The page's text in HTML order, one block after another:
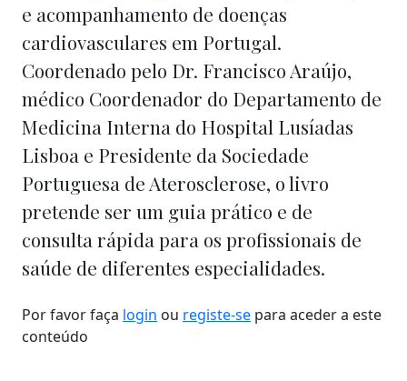
e acompanhamento de doenças
cardiovasculares em Portugal.
Coordenado pelo Dr. Francisco Araújo,
médico Coordenador do Departamento de
Medicina Interna do Hospital Lusíadas
Lisboa e Presidente da Sociedade
Portuguesa de Aterosclerose, o livro
pretende ser um guia prático e de
consulta rápida para os profissionais de
saúde de diferentes especialidades.
Por favor faça login ou registe-se para aceder a este
conteúdo